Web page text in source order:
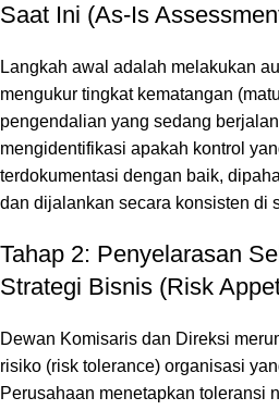
Saat Ini (As-Is
Langkah awal adalah melakukan
mengukur tingkat kematangan (
pengendalian yang sedang
mengidentifikasi apakah kontrol
terdokumentasi dengan baik,
dan dijalankan secara konsisten di
Tahap 2: Penyelarasan
Strategi Bisnis (Risk
Dewan Komisaris dan Direksi
risiko (risk tolerance) organisasi
Perusahaan menetapkan toleransi